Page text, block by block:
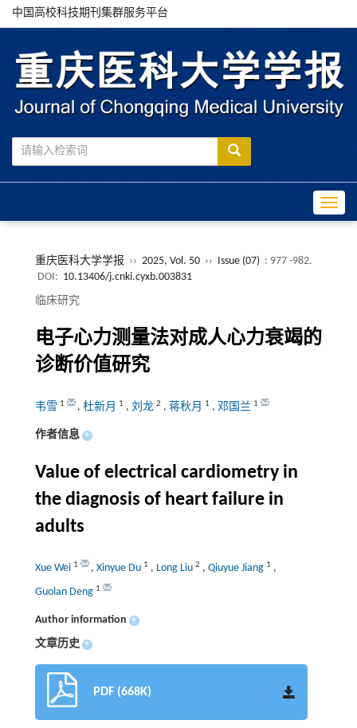
中国高校科技期刊集群服务平台
重庆医科大学学报 ›› 2025, Vol. 50 ›› Issue (07) : 977 -982.
DOI: 10.13406/j.cnki.cyxb.003831
临床研究
电子心力测量法对成人心力衰竭的
诊断价值研究
韦雪 1 , 杜新月 1 , 刘龙 2 , 蒋秋月 1 , 邓国兰 1
作者信息 +
Value of electrical cardiometry in
the diagnosis of heart failure in
adults
Xue Wei 1 , Xinyue Du 1 , Long Liu 2 , Qiuyue Jiang 1 ,
Guolan Deng 1
Author information +
文章历史 +
PDF (668K)